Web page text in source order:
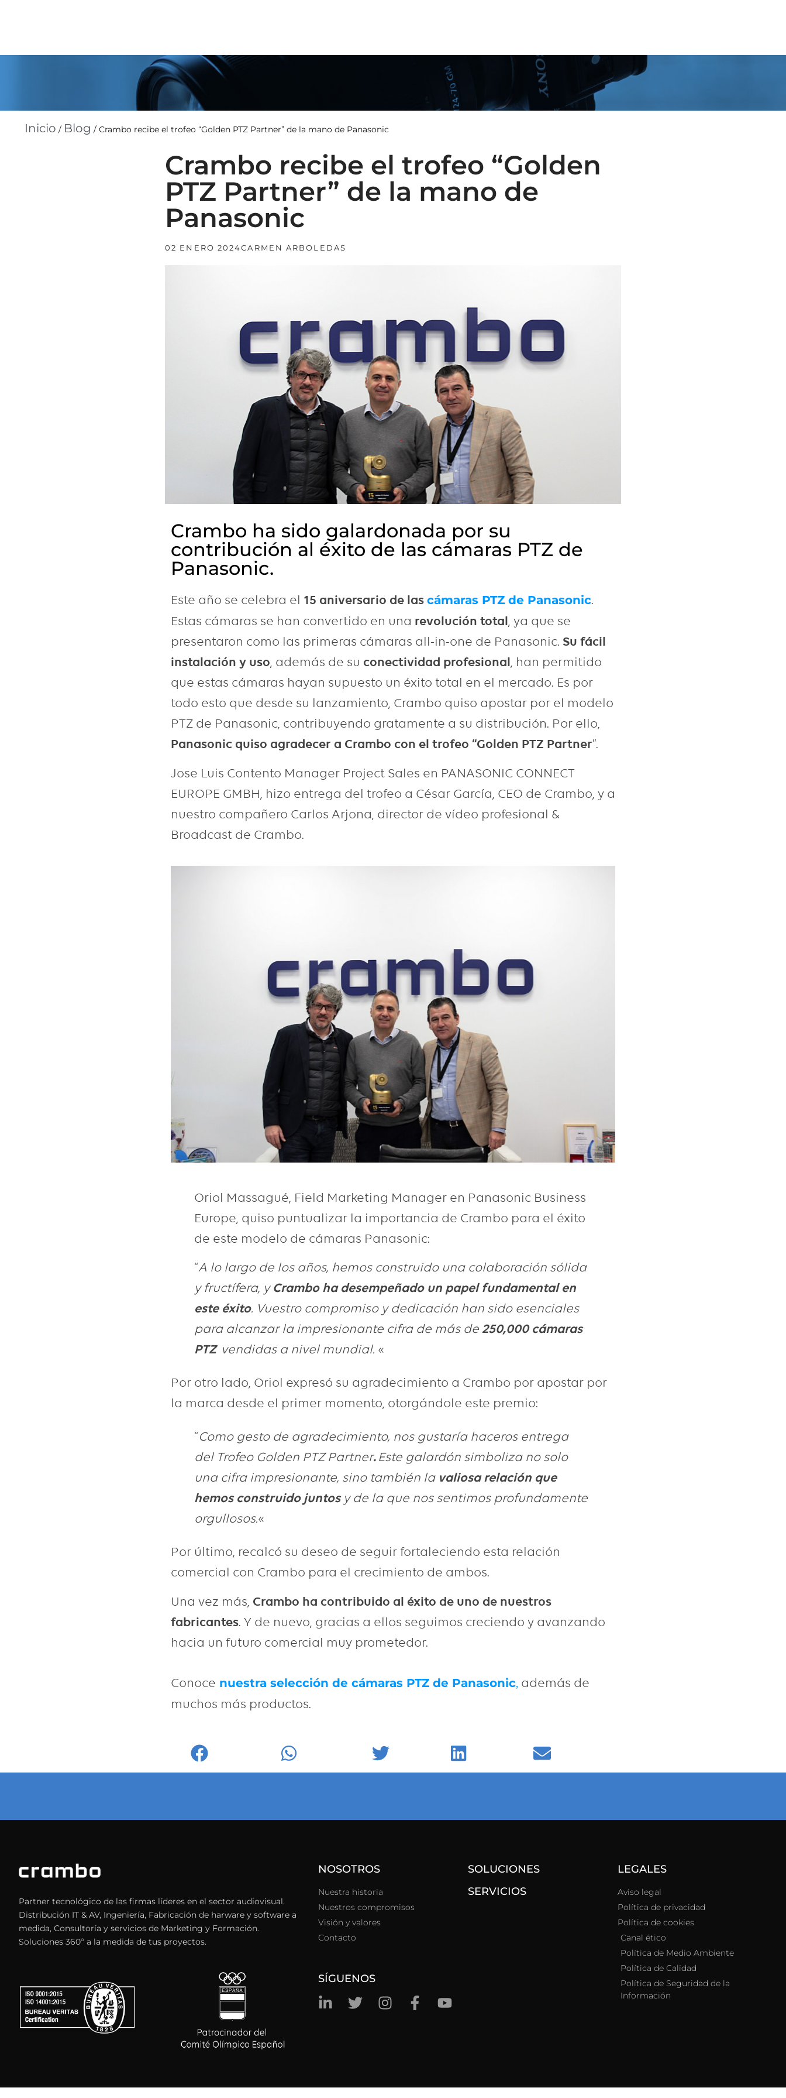
Inicio / Blog / Crambo recibe el trofeo “Golden PTZ Partner” de la mano de Panasonic
Crambo recibe el trofeo “Golden
PTZ Partner” de la mano de
Panasonic
02 ENERO 2024CARMEN ARBOLEDAS
Crambo ha sido galardonada por su
contribución al éxito de las cámaras PTZ de
Panasonic.
Este año se celebra el 15 aniversario de las cámaras PTZ de Panasonic.
Estas cámaras se han convertido en una revolución total, ya que se
presentaron como las primeras cámaras all-in-one de Panasonic. Su fácil
instalación y uso, además de su conectividad profesional, han permitido
que estas cámaras hayan supuesto un éxito total en el mercado. Es por
todo esto que desde su lanzamiento, Crambo quiso apostar por el modelo
PTZ de Panasonic, contribuyendo gratamente a su distribución. Por ello,
Panasonic quiso agradecer a Crambo con el trofeo “Golden PTZ Partner”.
Jose Luis Contento Manager Project Sales en PANASONIC CONNECT
EUROPE GMBH, hizo entrega del trofeo a César García, CEO de Crambo, y a
nuestro compañero Carlos Arjona, director de vídeo profesional &
Broadcast de Crambo.
Oriol Massagué, Field Marketing Manager en Panasonic Business
Europe, quiso puntualizar la importancia de Crambo para el éxito
de este modelo de cámaras Panasonic:
“A lo largo de los años, hemos construido una colaboración sólida
y fructífera, y Crambo ha desempeñado un papel fundamental en
este éxito. Vuestro compromiso y dedicación han sido esenciales
para alcanzar la impresionante cifra de más de 250,000 cámaras
PTZvendidas a nivel mundial. «
Por otro lado, Oriol expresó su agradecimiento a Crambo por apostar por
la marca desde el primer momento, otorgándole este premio:
“Como gesto de agradecimiento, nos gustaría haceros entrega
del Trofeo Golden PTZ Partner. Este galardón simboliza no solo
una cifra impresionante, sino también la valiosa relación que
hemos construido juntosy de la que nos sentimos profundamente
orgullosos.«
Por último, recalcó su deseo de seguir fortaleciendo esta relación
comercial con Crambo para el crecimiento de ambos.
Una vez más, Crambo ha contribuido al éxito de uno de nuestros
fabricantes. Y de nuevo, gracias a ellos seguimos creciendo y avanzando
hacia un futuro comercial muy prometedor.
Conoce nuestra selección de cámaras PTZ de Panasonic, además de
muchos más productos.
Partner tecnológico de las firmas líderes en el sector audiovisual.
Distribución IT & AV, Ingeniería, Fabricación de harware y software a
medida, Consultoría y servicios de Marketing y Formación.
Soluciones 360º a la medida de tus proyectos.
NOSOTROS
Nuestra historia
Nuestros compromisos
Visión y valores
Contacto
SÍGUENOS
SOLUCIONES
SERVICIOS
LEGALES
Aviso legal
Política de privacidad
Política de cookies
Canal ético
Política de Medio Ambiente
Política de Calidad
Política de Seguridad de la
Información